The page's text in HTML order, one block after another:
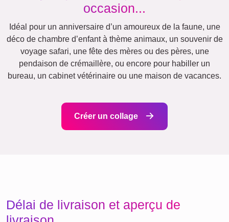
Famille
Jubilé Retraite
Chiffres Texte